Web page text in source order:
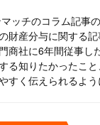
ッチのコラム記事
財産分与に関する記
商社に6年間従事し
る知りたかったこ
すく伝えられるよう